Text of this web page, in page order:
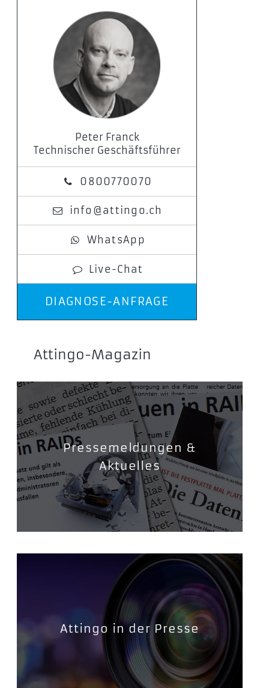
Peter Franck
Technischer Geschäftsführer
0800770070
info@attingo.ch
WhatsApp
Live-Chat
DIAGNOSE-ANFRAGE
Attingo-Magazin
Pressemeldungen &
Aktuelles
Attingo in der Presse